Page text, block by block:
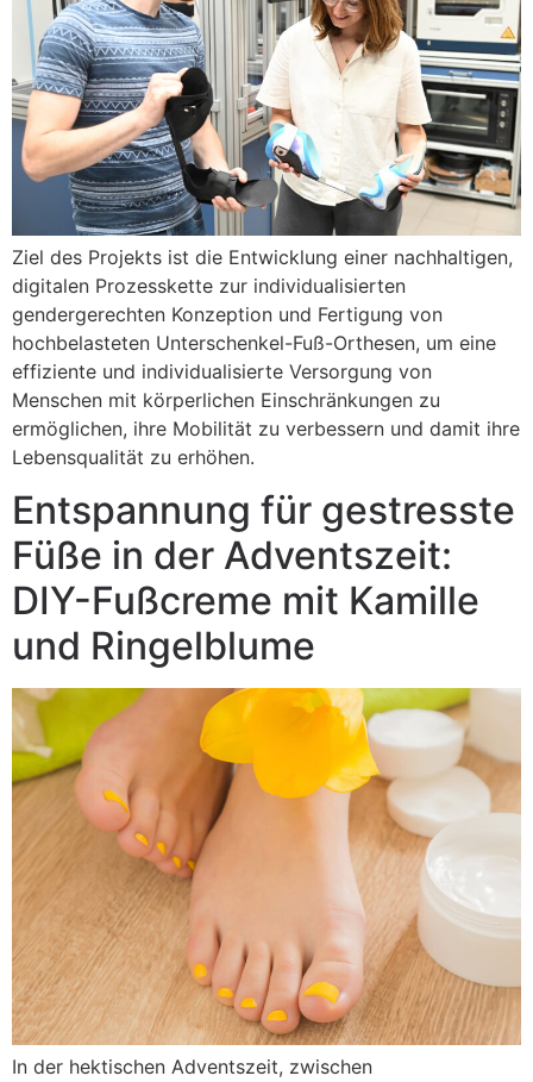
Ziel des Projekts ist die Entwicklung einer nachhaltigen,
digitalen Prozesskette zur individualisierten
gendergerechten Konzeption und Fertigung von
hochbelasteten Unterschenkel-Fuß-Orthesen, um eine
effiziente und individualisierte Versorgung von
Menschen mit körperlichen Einschränkungen zu
ermöglichen, ihre Mobilität zu verbessern und damit ihre
Lebensqualität zu erhöhen.
Entspannung für gestresste
Füße in der Adventszeit:
DIY-Fußcreme mit Kamille
und Ringelblume
In der hektischen Adventszeit, zwischen